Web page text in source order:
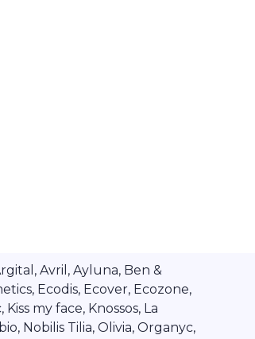
Avril, Ayluna, Ben &
Ecodis, Ecover, Ecozone,
my face, Knossos, La
Nobilis Tilia, Olivia, Organyc,